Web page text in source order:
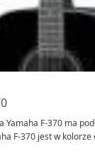
Yamaha F-370 ma
F-370 jest w kolorze